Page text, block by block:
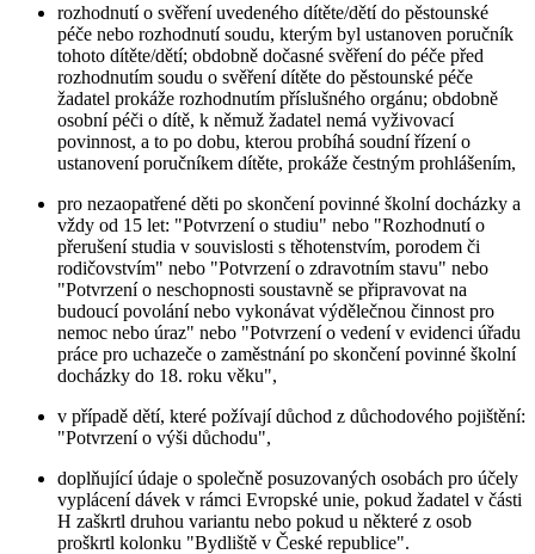
rozhodnutí o svěření uvedeného dítěte/dětí do pěstounské
péče nebo rozhodnutí soudu, kterým byl ustanoven poručník
tohoto dítěte/dětí; obdobně dočasné svěření do péče před
rozhodnutím soudu o svěření dítěte do pěstounské péče
žadatel prokáže rozhodnutím příslušného orgánu; obdobně
osobní péči o dítě, k němuž žadatel nemá vyživovací
povinnost, a to po dobu, kterou probíhá soudní řízení o
ustanovení poručníkem dítěte, prokáže čestným prohlášením,
pro nezaopatřené děti po skončení povinné školní docházky a
vždy od 15 let: "Potvrzení o studiu" nebo "Rozhodnutí o
přerušení studia v souvislosti s těhotenstvím, porodem či
rodičovstvím" nebo "Potvrzení o zdravotním stavu" nebo
"Potvrzení o neschopnosti soustavně se připravovat na
budoucí povolání nebo vykonávat výdělečnou činnost pro
nemoc nebo úraz" nebo "Potvrzení o vedení v evidenci úřadu
práce pro uchazeče o zaměstnání po skončení povinné školní
docházky do 18. roku věku",
v případě dětí, které požívají důchod z důchodového pojištění:
"Potvrzení o výši důchodu",
doplňující údaje o společně posuzovaných osobách pro účely
vyplácení dávek v rámci Evropské unie, pokud žadatel v části
H zaškrtl druhou variantu nebo pokud u některé z osob
proškrtl kolonku "Bydliště v České republice".